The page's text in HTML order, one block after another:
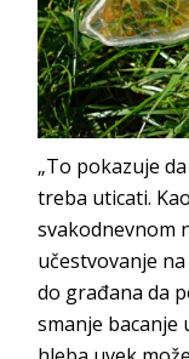
„To pokazuje
treba uticati.
svakodnevnom
učestvovanje
do građana da
smanje bacanje